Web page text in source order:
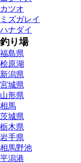
カツオ
ミズガレイ
ハナダイ
釣り場
福島県
桧原湖
新潟県
宮城県
山形県
相馬
茨城県
栃木県
岩手県
相馬野池
平潟港